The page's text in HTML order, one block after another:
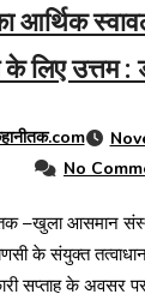
आर्थिक
लिए उत्तम :
No
के संयुक्त
सप्ताह के अवसर